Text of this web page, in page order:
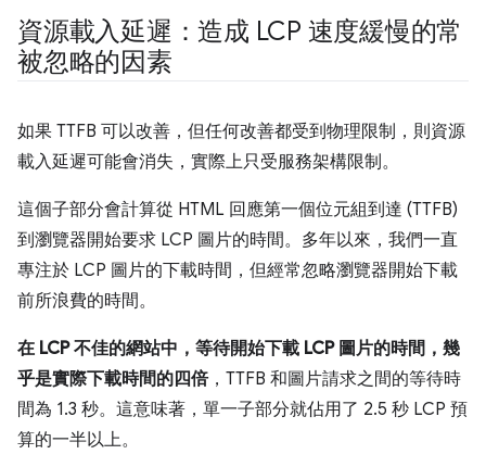
資源載入延遲：造成 LCP 速度緩慢的常
被忽略的因素
如果 TTFB 可以改善，但任何改善都受到物理限制，則資源
載入延遲可能會消失，實際上只受服務架構限制。
這個子部分會計算從 HTML 回應第一個位元組到達 (TTFB)
到瀏覽器開始要求 LCP 圖片的時間。多年以來，我們一直
專注於 LCP 圖片的下載時間，但經常忽略瀏覽器開始下載
前所浪費的時間。
在 LCP 不佳的網站中，等待開始下載 LCP 圖片的時間，幾
乎是實際下載時間的四倍，TTFB 和圖片請求之間的等待時
間為 1.3 秒。這意味著，單一子部分就佔用了 2.5 秒 LCP 預
算的一半以上。